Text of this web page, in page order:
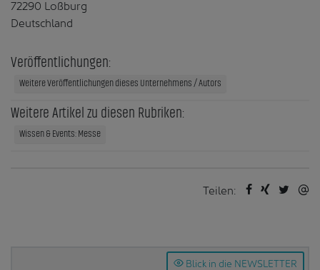
72290 Loßburg
Deutschland
Veröffentlichungen:
Weitere Veröffentlichungen dieses Unternehmens / Autors
Weitere Artikel zu diesen Rubriken:
Wissen & Events: Messe
Teilen:
Blick in die NEWSLETTER